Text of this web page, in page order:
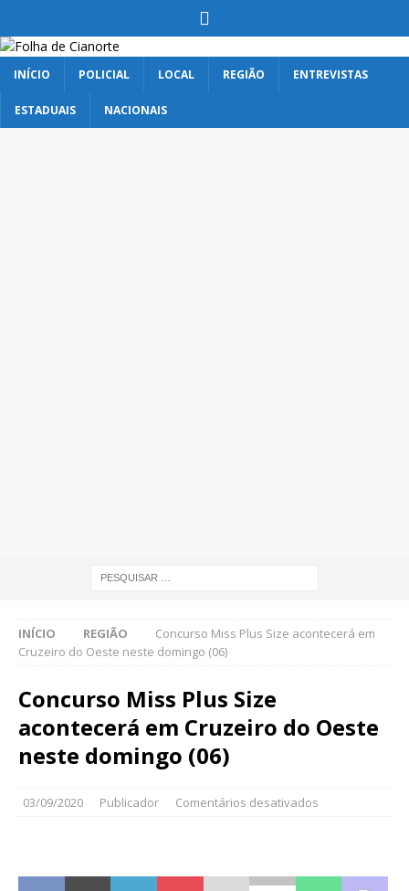
INÍCIO POLICIAL LOCAL REGIÃO ENTREVISTAS
ESTADUAIS NACIONAIS
INÍCIO REGIÃO
Concurso Miss Plus Size acontecerá em
Cruzeiro do Oeste neste domingo (06)
Concurso Miss Plus Size
acontecerá em Cruzeiro do Oeste
neste domingo (06)
03/09/2020 Publicador Comentários desativados